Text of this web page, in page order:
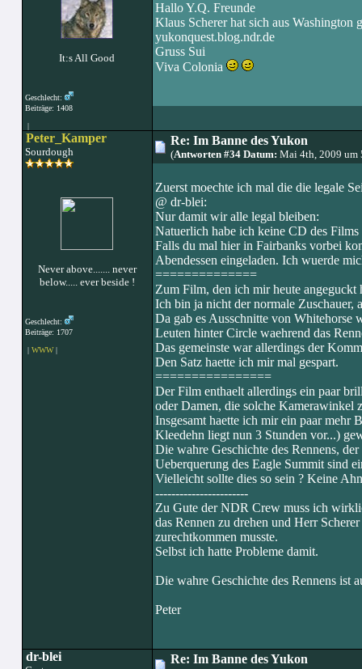
It:s All Good
Geschlecht:
Beiträge: 1408
|
Hallo Y.Q. Freunde
Klaus Scherer hat sich aus Washington
yukonquest.blog.ndr.de
Gruss Sui
Viva Colonia
Peter_Kamper
Sourdough
Never above....... never
below..... ever beside !
Geschlecht:
Beiträge: 1707
| WWW|
Re: Im Banne des Yukon
(Antworten #34 Datum: Mai 4th, 2009 um
Zuerst moechte ich mal die die legale
@ dr-blei:
Nur damit wir alle legal bleiben:
Natuerlich habe ich keine CD des
Falls du mal hier in Fairbanks vorbei
Abendessen eingeladen. Ich wuerde
==============
Zum Film, den ich mir heute angeguckt
Ich bin ja nicht der normale Zuschauer,
Da gab es Ausschnitte von Whitehorse
Leuten hinter Circle waehrend das
Das gemeinste war allerdings der
Den Satz haette ich mir mal gespart.
================
Der Film enthaelt allerdings ein paar
oder Damen, die solche Kamerawinkel
Insgesamt haette ich mir ein paar
Kleedehn liegt nun 3 Stunden vor...)
Die wahre Geschichte des Rennens,
Ueberquerung des Eagle Summit sind
Vielleicht sollte dies so sein ? Keine
-----------------------
Zu Gute der NDR Crew muss ich
das Rennen zu drehen und Herr
zurechtkommen musste.
Selbst ich hatte Probleme damit.
Die wahre Geschichte des Rennens ist
Peter
dr-blei Re: Im Banne des Yukon